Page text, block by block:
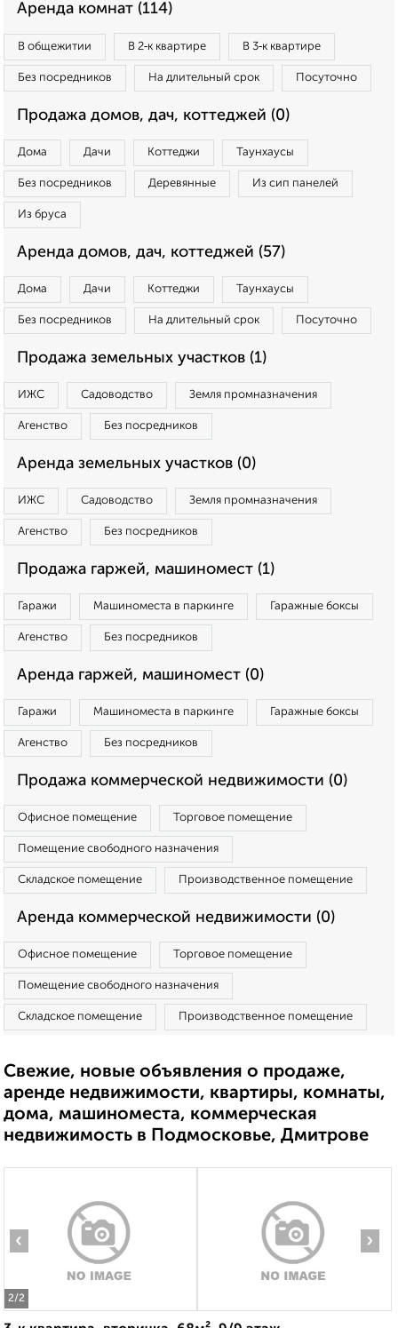
Аренда комнат (114)
В общежитии В 2‑к квартире В 3‑к квартире
Без посредников На длительный срок Посуточно
Продажа домов, дач, коттеджей (0)
Дома Дачи Коттеджи Таунхаусы
Без посредников Деревянные Из сип панелей
Из бруса
Аренда домов, дач, коттеджей (57)
Дома Дачи Коттеджи Таунхаусы
Без посредников На длительный срок Посуточно
Продажа земельных участков (1)
ИЖС Садоводство Земля промназначения
Агенство Без посредников
Аренда земельных участков (0)
ИЖС Садоводство Земля промназначения
Агенство Без посредников
Продажа гаржей, машиномест (1)
Гаражи Машиноместа в паркинге Гаражные боксы
Агенство Без посредников
Аренда гаржей, машиномест (0)
Гаражи Машиноместа в паркинге Гаражные боксы
Агенство Без посредников
Продажа коммерческой недвижимости (0)
Офисное помещение Торговое помещение
Помещение свободного назначения
Складское помещение Производственное помещение
Аренда коммерческой недвижимости (0)
Офисное помещение Торговое помещение
Помещение свободного назначения
Складское помещение Производственное помещение
Свежие, новые объявления о продаже,
аренде недвижимости, квартиры, комнаты,
дома, машиноместа, коммерческая
недвижимость в Подмосковье, Дмитрове
2/2
‹ ›